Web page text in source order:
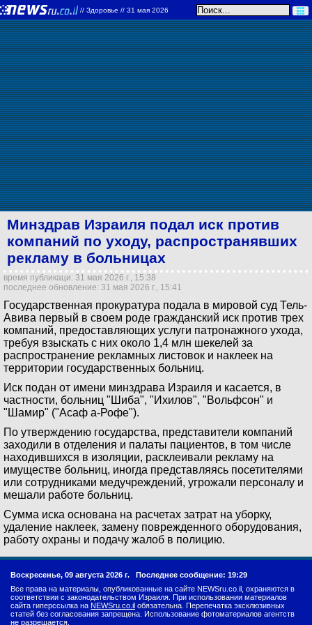
// Здоровье // 31 мая 2026
Минздрав Израиля подал иск против
компаний по уходу, распространявших
рекламу в больницах
время публикаци: 31 мая 2026 г., 15:38
последнее обновление: 31 мая 2026 г., 15:41
Государственная прокуратура подала в мировой суд Тель-
Авива первый в своем роде гражданский иск против трех
компаний, предоставляющих услуги патронажного ухода,
требуя взыскать с них около 1,4 млн шекелей за
распространение рекламных листовок и наклеек на
территории государственных больниц.
Иск подан от имени минздрава Израиля и касается, в
частности, больниц "Шиба", "Ихилов", "Вольфсон" и
"Шамир" ("Асаф а-Рофе").
По утверждению государства, представители компаний
заходили в отделения и палаты пациентов, в том числе
находившихся в изоляции, расклеивали рекламу на
имуществе больниц, иногда представляясь посетителями
или сотрудниками медучреждений, угрожали персоналу и
мешали работе больниц.
Сумма иска основана на расчетах затрат на уборку,
удаление наклеек, замену поврежденного оборудования,
работу охраны и подачу жалоб в полицию.
Воскресенье, 09 августа 2026 г. Последнее сообщение: 19:29
Все права на материалы, опубликованные на сайте NEWSru.co.il, охраняются в
соответствии с законодательством Израиля. При использовании материалов
сайта гиперссылка на NEWSru.co.il обязательна. Перепечатка эксклюзивных
статей без согласования запрещена. Использование фотоматериалов агентств
не разрешается.